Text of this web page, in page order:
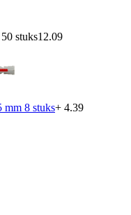
stuks12.09
mm 8 stuks+ 4.39